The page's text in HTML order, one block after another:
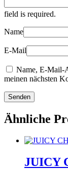
field is required.
Name
E-Mail
Name, E-Mail-
meinen nächsten
Ähnliche
JUICY